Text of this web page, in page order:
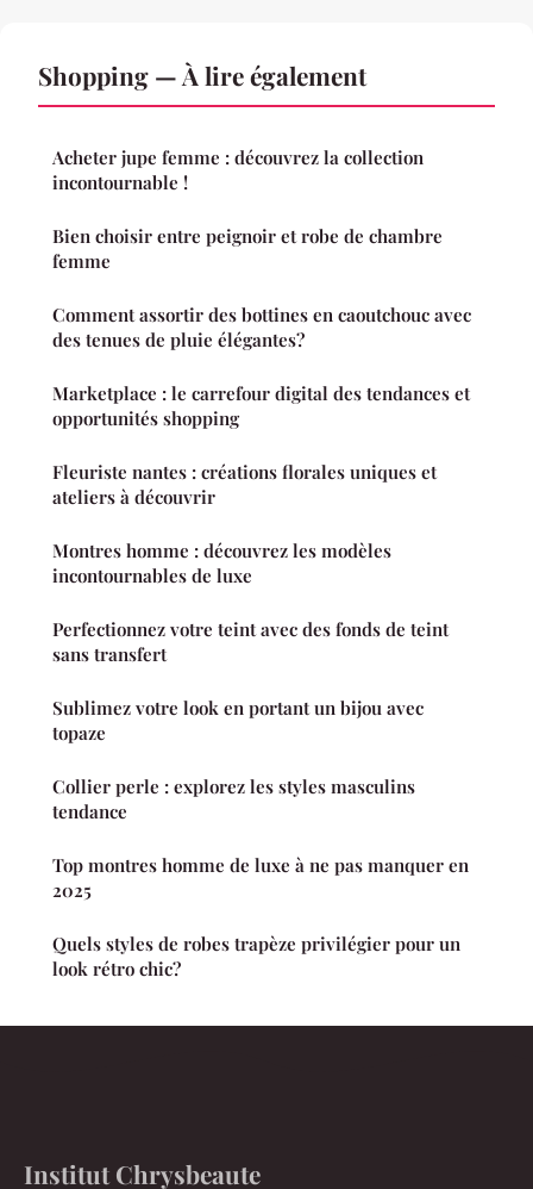
Shopping — À lire également
Acheter jupe femme : découvrez la collection
incontournable !
Bien choisir entre peignoir et robe de chambre
femme
Comment assortir des bottines en caoutchouc avec
des tenues de pluie élégantes?
Marketplace : le carrefour digital des tendances et
opportunités shopping
Fleuriste nantes : créations florales uniques et
ateliers à découvrir
Montres homme : découvrez les modèles
incontournables de luxe
Perfectionnez votre teint avec des fonds de teint
sans transfert
Sublimez votre look en portant un bijou avec
topaze
Collier perle : explorez les styles masculins
tendance
Top montres homme de luxe à ne pas manquer en
2025
Quels styles de robes trapèze privilégier pour un
look rétro chic?
Institut Chrysbeaute